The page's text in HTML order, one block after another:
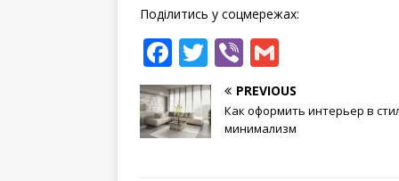
Поділитись у соцмережах:
F
a
c
e
T
w
it
te
Vi
b
e
r
m
ai
l
PREVIOUS
Как оформить интерьер в
минимализм